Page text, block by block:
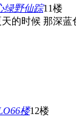
绿野仙踪11楼
的时候 那深蓝
楼12楼